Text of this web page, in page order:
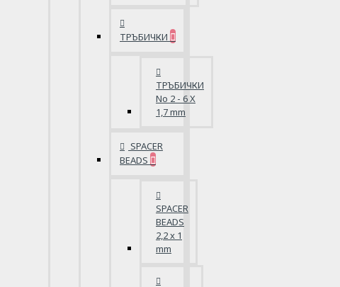
ТРЪБИЧКИ
ТРЪБИЧКИ
No 2 - 6 X
1,7 mm
SPACER
BEADS
SPACER
BEADS
2,2 x 1
mm